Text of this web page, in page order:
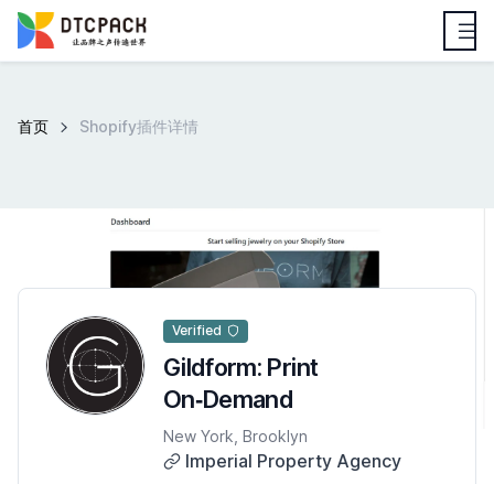
首页 Shopify插件详情
Verified
Gildform: Print
On‑Demand
New York, Brooklyn
Imperial Property Agency